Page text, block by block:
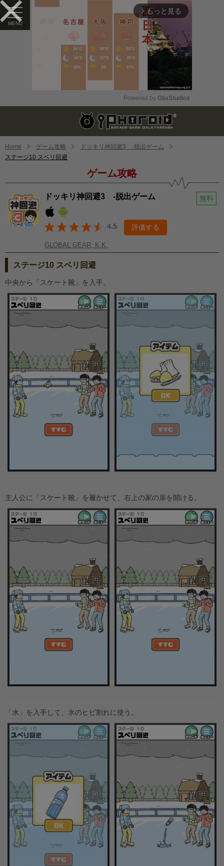
arrow_forward_ios もっと見る
Mute
Powered by GliaStudios
Home ゲーム攻略
ドッキリ神回避3 -脱出ゲーム
ステージ10 スベリ回避
ゲーム攻略
ドッキリ神回避3 -脱出ゲーム 無料
4.5 評価する
GLOBAL GEAR, K.K.
ステージ10 スベリ回避
中央から「スケート靴」を入手。
主人公に「スケート靴」を履かせて、右上の家の扉を開ける。
「水」を入手して、氷のヒビ割れに使う。